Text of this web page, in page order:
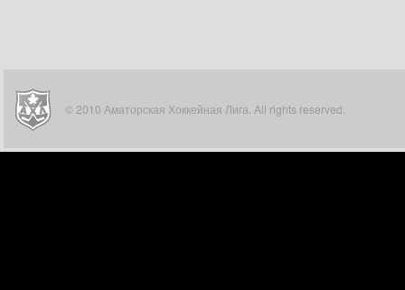
© 2010 Аматорская Хоккейная Лига. All rights reserved.